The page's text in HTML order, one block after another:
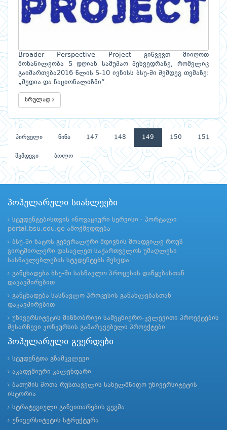
Broader Perspective Project გიწვევთ მიიღოთ
მონაწილეობა 5 დღიან სამუშაო შეხვედრაზე, რომელიც
გაიმართება2016 წლის 5-10 ივნისს ბსუ-ში შემდეგ თემაზე:
„მედია და ნაციონალიზმი“.
სრულად
პირველი წინა 147 148 149 150 151
შემდეგი ბოლო
პოპულარული სიახლეები
სტუდენტებისთვის ინოვაციური სერვისი - პორტალი
portal.bsu.edu.ge ამოქმედდება
ბსუ-ში ნატოს გენერალური მდივნის მოადგილე როუზ
გიოტმიოლერი დასავლეთ საქართველოს უმაღლესი
სასწავლებლების სტუდენტებს შეხვდა
განცხადება ბსუ-ში სასწავლო პროცესის დაწყებასთან
დაკავშირებით
განცხადება სასწავლო პროცესის განახლებასთან
დაკავშირებით
უნივერსიტეტის მიზნობრივი სამეცნიერო-კვლევითი პროექტების
შესარჩევი კონკურსის გამარჯვებული პროექტები
პოპულარული გვერდები
სტუდენტთა გზამკვლევი
აკადემიური კალენდარი
ბათუმის შოთა რუსთაველის სახელმწიფო უნივერსიტეტის
ისტორია
სტრატეგიული განვითარების გეგმა
უნივერსიტეტის სტრუქტურა